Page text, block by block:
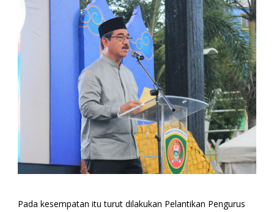
Pada kesempatan itu turut dilakukan Pelantikan Pengurus